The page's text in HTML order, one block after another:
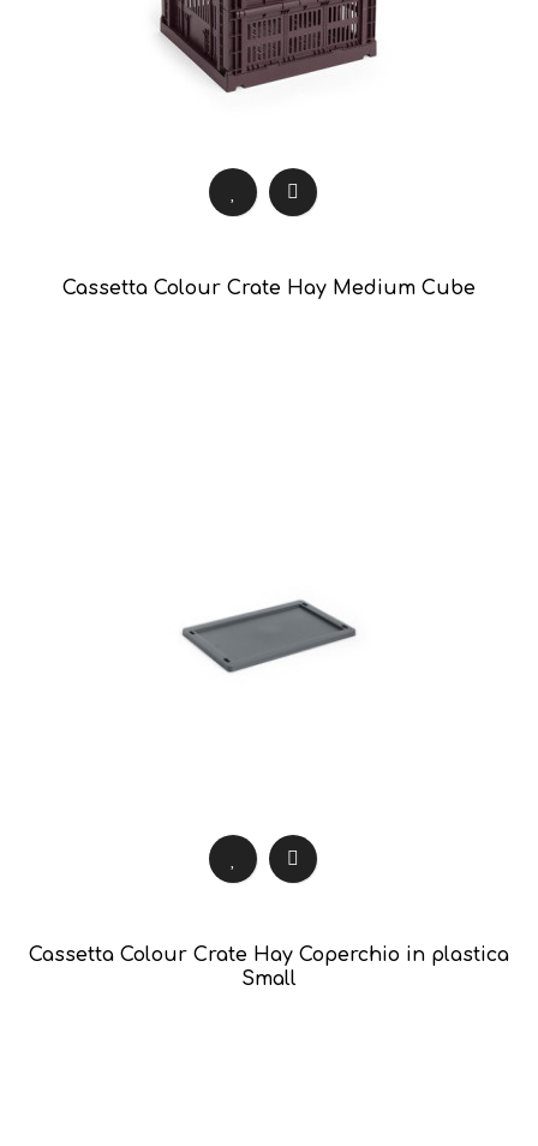
Cassetta Colour Crate Hay Medium Cube
Cassetta Colour Crate Hay Coperchio in plastica
Small